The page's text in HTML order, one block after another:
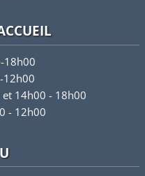
18h00
12h00
14h00 - 18h00
- 12h00